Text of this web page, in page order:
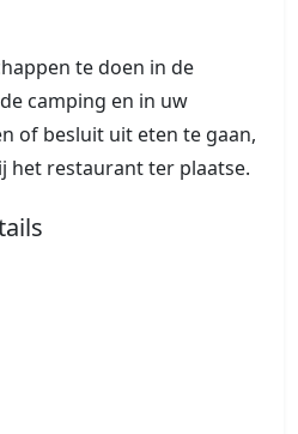
te doen in de
camping en in uw
of besluit uit eten te gaan,
het restaurant ter plaatse.